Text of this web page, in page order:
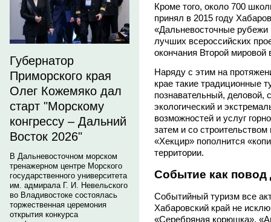
Губернатор
Приморского края
Олег Кожемяко дал
старт "Морскому
конгрессу – Дальний
Восток 2026"
В Дальневосточном морском
тренажерном центре Морского
государственного университета
им. адмирала Г. И. Невельского
во Владивостоке состоялась
торжественная церемония
открытия конкурса
Кроме того, около 700
принял в 2015 году
«Дальневосточные
лучших всероссийских
окончания Второй мировой
Наряду с этим на
крае такие традиционные
познавательный, деловой,
экологический и
возможностей и услуг
затем и со
«Хекцир» пополнится
территории.
Событие как повод
Событийный туризм все
Хабаровский край не
«Серебряная корюшка»,